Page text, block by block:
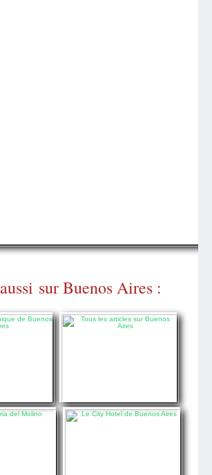
sur Buenos Aires :